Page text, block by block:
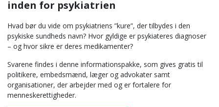
inden for psykiatrien
Hvad bør du vide om psykiatriens ”kure”, der tilbydes i den
psykiske sundheds navn? Hvor gyldige er psykiateres diagnoser
– og hvor sikre er deres medikamenter?
Svarene findes i denne informationspakke, som gives gratis til
politikere, embedsmænd, læger og advokater samt
organisationer, der arbejder med og er fortalere for
menneskerettigheder.